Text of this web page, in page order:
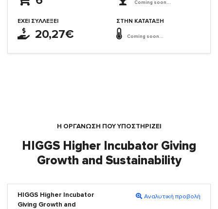
ΈΧΕΙ ΣΥΛΛΈΞΕΙ
20,27€
Coming soon...
ΣΤΗΝ ΚΑΤΆΤΑΞΗ
Coming soon...
Η ΟΡΓΆΝΩΣΗ ΠΟΥ ΥΠΟΣΤΗΡΙΖΕΙ
HIGGS Higher Incubator Giving
Growth and Sustainability
HIGGS Higher Incubator
Giving Growth and
Αναλυτική προβολή